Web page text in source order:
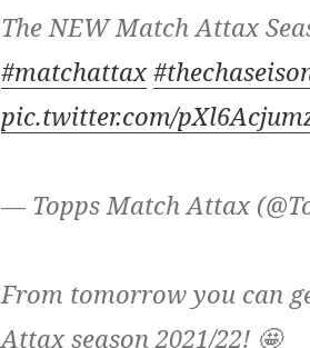
The NEW Match Attax
#matchattax
pic.twitter.com/
— Topps Match Attax
From tomorrow you can
Attax season 2021/22! 🤩